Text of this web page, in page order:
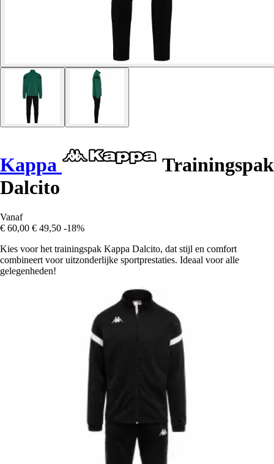
Kappa
Trainingspak
Dalcito
Vanaf
€ 60,00 € 49,50 -18%
Kies voor het trainingspak Kappa Dalcito, dat stijl en comfort
combineert voor uitzonderlijke sportprestaties. Ideaal voor alle
gelegenheden!